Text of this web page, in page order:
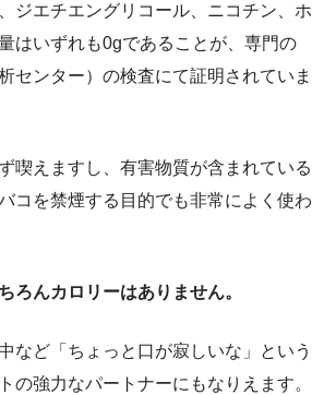
ジエチエングリコール、ニコチン、ホ
はいずれも0gであることが、専門の
センター）の検査にて証明されていま
喫えますし、有害物質が含まれている
コを禁煙する目的でも非常によく使わ
ろんカロリーはありません。
など「ちょっと口が寂しいな」という
の強力なパートナーにもなりえます。